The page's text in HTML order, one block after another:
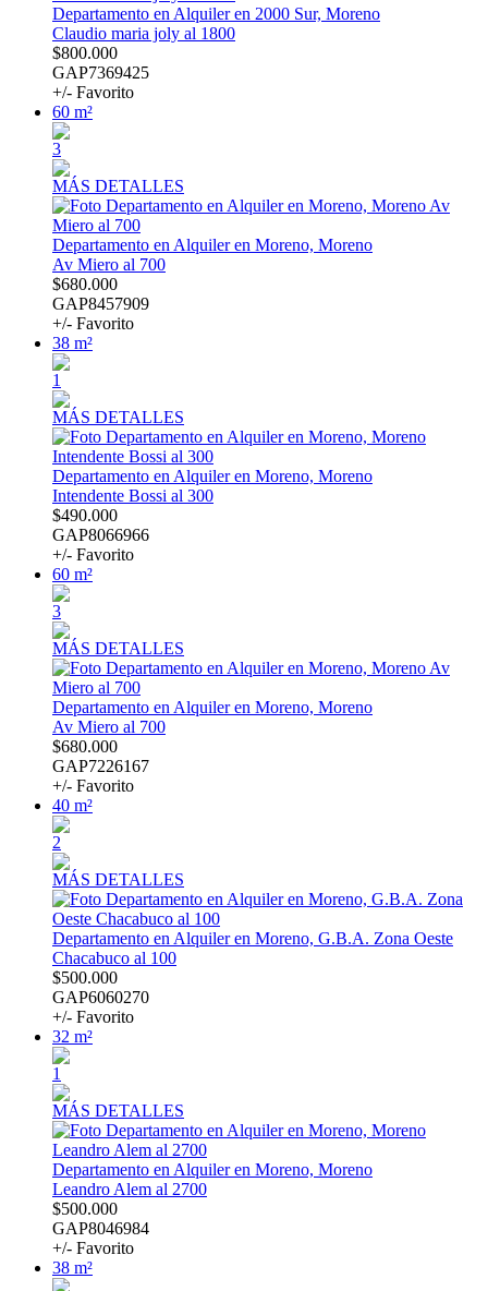
Departamento en Alquiler en 2000 Sur, Moreno
Claudio maria joly al 1800
$800.000
GAP7369425
+/- Favorito
60 m²
3
MÁS DETALLES
Departamento en Alquiler en Moreno, Moreno
Av Miero al 700
$680.000
GAP8457909
+/- Favorito
38 m²
1
MÁS DETALLES
Departamento en Alquiler en Moreno, Moreno
Intendente Bossi al 300
$490.000
GAP8066966
+/- Favorito
60 m²
3
MÁS DETALLES
Departamento en Alquiler en Moreno, Moreno
Av Miero al 700
$680.000
GAP7226167
+/- Favorito
40 m²
2
MÁS DETALLES
Departamento en Alquiler en Moreno, G.B.A. Zona Oeste
Chacabuco al 100
$500.000
GAP6060270
+/- Favorito
32 m²
1
MÁS DETALLES
Departamento en Alquiler en Moreno, Moreno
Leandro Alem al 2700
$500.000
GAP8046984
+/- Favorito
38 m²